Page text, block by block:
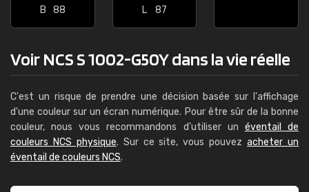
B
88
L
87
Voir NCS S 1002-G50Y dans la vie réelle
C'est un risque de prendre une décision basée sur l'affichage
d'une couleur sur un écran numérique. Pour être sûr de la bonne
couleur, nous vous recommandons d'utiliser un éventail de
couleurs NCS physique. Sur ce site, vous pouvezacheter un
éventail de couleurs NCS.